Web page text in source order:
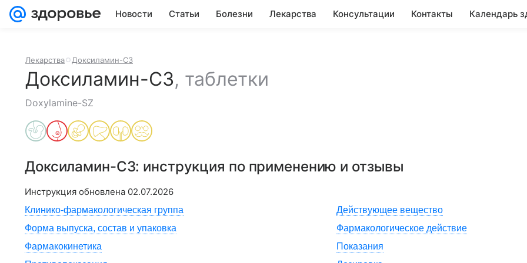
Новости Статьи Болезни Лекарства Консультации Контакты Календарь
Лекарства Доксиламин-СЗ
Доксиламин-СЗ, таблетки
Doxylamine-SZ
Доксиламин-СЗ: инструкция по применению и отзывы
Инструкция обновлена 02.07.2026
Клинико-фармакологическая группа
Действующее вещество
Форма выпуска, состав и упаковка
Фармакологическое действие
Фармакокинетика
Показания